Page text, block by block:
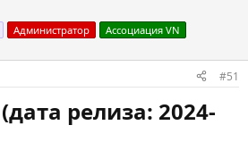
Администратор Ассоциация VN
#51
релиза: 2024-